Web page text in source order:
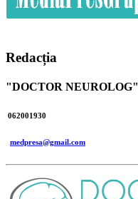
Redacția
"DOCTOR NEUROLOG"
062001930
medpresa@gmail.com